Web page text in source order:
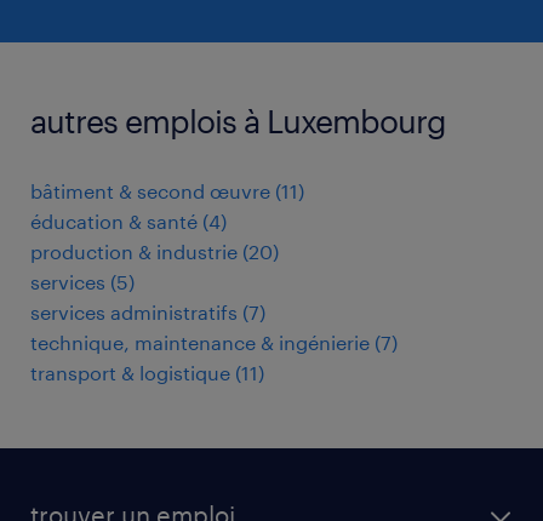
autres emplois à Luxembourg
bâtiment & second œuvre (11)
éducation & santé (4)
production & industrie (20)
services (5)
services administratifs (7)
technique, maintenance & ingénierie (7)
transport & logistique (11)
trouver un emploi